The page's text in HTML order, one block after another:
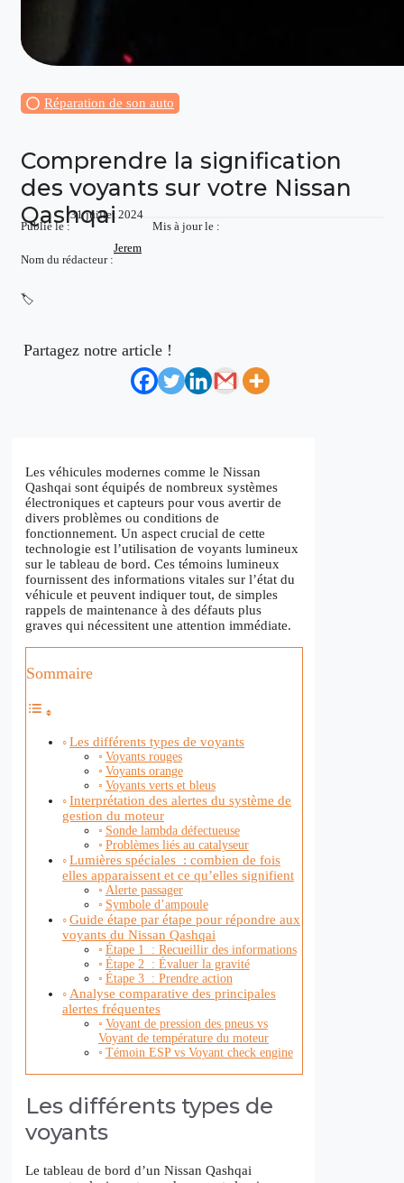
Réparation de son auto
Comprendre la signification
des voyants sur votre Nissan
Qashqai
Publié le :
31 juillet 2024
Mis à jour le :
Nom du rédacteur :
Jerem
🏷️
Partagez notre article !
Les véhicules modernes comme le Nissan
Qashqai sont équipés de nombreux systèmes
électroniques et capteurs pour vous avertir de
divers problèmes ou conditions de
fonctionnement. Un aspect crucial de cette
technologie est l’utilisation de voyants lumineux
sur le tableau de bord. Ces témoins lumineux
fournissent des informations vitales sur l’état du
véhicule et peuvent indiquer tout, de simples
rappels de maintenance à des défauts plus
graves qui nécessitent une attention immédiate.
Sommaire
Les différents types de voyants
Voyants rouges
Voyants orange
Voyants verts et bleus
Interprétation des alertes du système de
gestion du moteur
Sonde lambda défectueuse
Problèmes liés au catalyseur
Lumières spéciales : combien de fois
elles apparaissent et ce qu’elles signifient
Alerte passager
Symbole d’ampoule
Guide étape par étape pour répondre aux
voyants du Nissan Qashqai
Étape 1 : Recueillir des informations
Étape 2 : Évaluer la gravité
Étape 3 : Prendre action
Analyse comparative des principales
alertes fréquentes
Voyant de pression des pneus vs
Voyant de température du moteur
Témoin ESP vs Voyant check engine
Les différents types de
voyants
Le tableau de bord d’un Nissan Qashqai